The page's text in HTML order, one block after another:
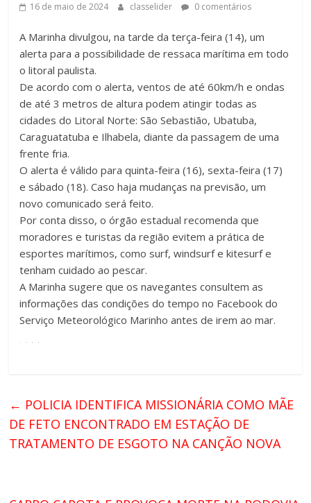
16 de maio de 2024 classelider 0 comentários
A Marinha divulgou, na tarde da terça-feira (14), um
alerta para a possibilidade de ressaca marítima em todo
o litoral paulista.
De acordo com o alerta, ventos de até 60km/h e ondas
de até 3 metros de altura podem atingir todas as
cidades do Litoral Norte: São Sebastião, Ubatuba,
Caraguatatuba e Ilhabela, diante da passagem de uma
frente fria.
O alerta é válido para quinta-feira (16), sexta-feira (17)
e sábado (18). Caso haja mudanças na previsão, um
novo comunicado será feito.
Por conta disso, o órgão estadual recomenda que
moradores e turistas da região evitem a prática de
esportes marítimos, como surf, windsurf e kitesurf e
tenham cuidado ao pescar.
A Marinha sugere que os navegantes consultem as
informações das condições do tempo no Facebook do
Serviço Meteorológico Marinho antes de irem ao mar.
← POLICIA IDENTIFICA MISSIONÁRIA COMO MÃE
DE FETO ENCONTRADO EM ESTAÇÃO DE
TRATAMENTO DE ESGOTO NA CANÇÃO NOVA